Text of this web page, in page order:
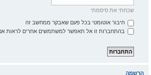
שכחתי את סיסמתי
חיבור אוטומטי בכל פעם שאבקר ממחשב זה
בהתחברות זו אל תאפשר למשתמשים אחרים לראות
הרשמה